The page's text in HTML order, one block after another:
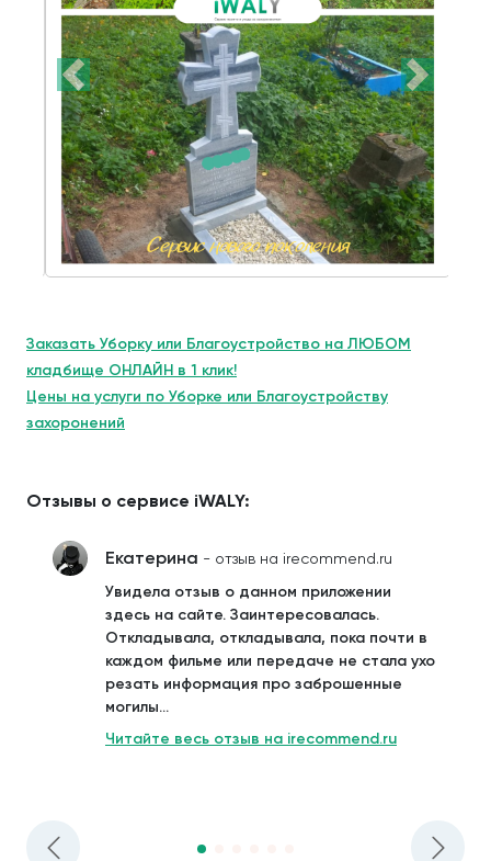
Заказать Уборку или Благоустройство на ЛЮБОМ
кладбище ОНЛАЙН в 1 клик!
Цены на услуги по Уборке или Благоустройству
захоронений
Отзывы о сервисе iWALY:
Екатерина - отзыв на irecommend.ru
Увидела отзыв о данном приложении
здесь на сайте. Заинтересовалась.
Откладывала, откладывала, пока почти в
каждом фильме или передаче не стала ухо
резать информация про заброшенные
могилы...
Читайте весь отзыв на irecommend.ru